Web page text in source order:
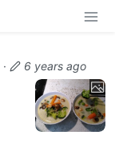
· 6 years ago